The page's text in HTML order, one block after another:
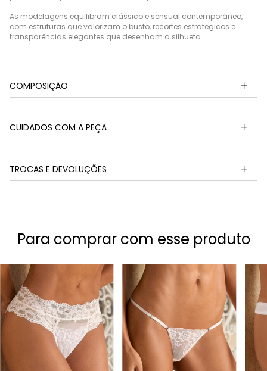
As modelagens equilibram clássico e sensual contemporâneo,
com estruturas que valorizam o busto, recortes estratégicos e
transparências elegantes que desenham a silhueta.
COMPOSIÇÃO
CUIDADOS COM A PEÇA
TROCAS E DEVOLUÇÕES
Para comprar com esse produto